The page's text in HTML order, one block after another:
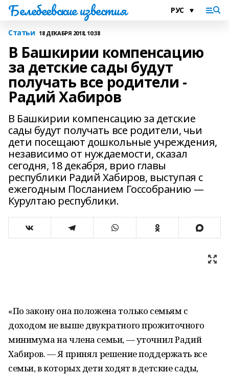
Белебеевские известия
Статьи 18 ДЕКАБРЯ 2018, 10:38
В Башкирии компенсацию
за детские сады будут
получать все родители -
Радий Хабиров
В Башкирии компенсацию за детские
сады будут получать все родители, чьи
дети посещают дошкольные учреждения,
независимо от нуждаемости, сказал
сегодня, 18 декабря, врио главы
республики Радий Хабиров, выступая с
ежегодным Посланием Госсобранию —
Курултаю республики.
«По закону она положена только семьям с
доходом не выше двукратного прожиточного
минимума на члена семьи, — уточнил Радий
Хабиров. — Я принял решение поддержать все
семьи, в которых дети ходят в детские сады,